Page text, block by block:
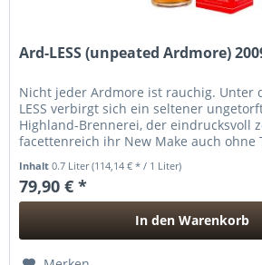
Ard-LESS (unpeated Ardmore)
Nicht jeder Ardmore ist rauchig. Unter
LESS verbirgt sich ein seltener
Highland-Brennerei, der eindrucksvoll
facettenreich ihr New Make auch ohne
Inhalt0.7 Liter(114,14 € * / 1 Liter)
79,90 € *
In den Warenkorb